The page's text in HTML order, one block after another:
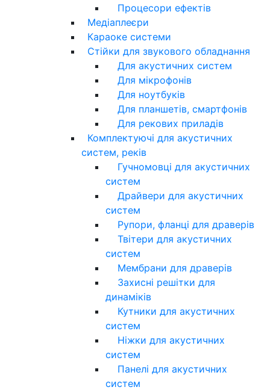
Процесори ефектів
Медіаплеєри
Караоке системи
Стійки для звукового обладнання
Для акустичних систем
Для мікрофонів
Для ноутбуків
Для планшетів, смартфонів
Для рекових приладів
Комплектуючі для акустичних
систем, реків
Гучномовці для акустичних
систем
Драйвери для акустичних
систем
Рупори, фланці для драверів
Твітери для акустичних
систем
Мембрани для драверів
Захисні решітки для
динаміків
Кутники для акустичних
систем
Ніжки для акустичних
систем
Панелі для акустичних
систем